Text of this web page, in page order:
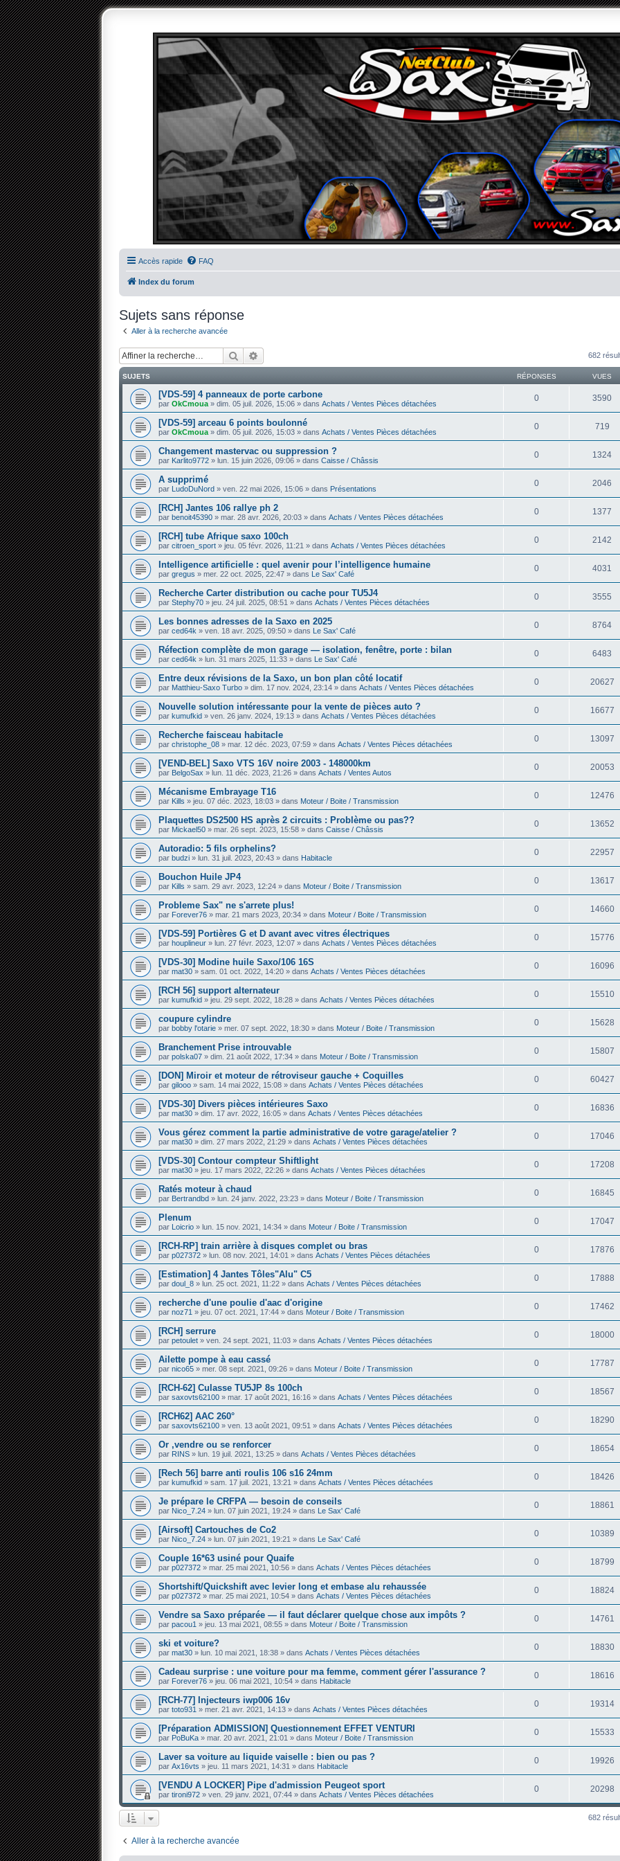
Accès rapide FAQ
Index du forum
Sujets sans réponse
Aller à la recherche avancée
Rechercher 682
SUJETS RÉPONSES VUES
[VDS-59] 4 panneaux de porte carbone
par OkCmoua » dim. 05 juil. 2026, 15:06 » dans Achats / Ventes Pièces détachées
0 3590
[VDS-59] arceau 6 points boulonné
par OkCmoua » dim. 05 juil. 2026, 15:03 » dans Achats / Ventes Pièces détachées
0 719
Changement mastervac ou suppression ?
par Karlito9772 » lun. 15 juin 2026, 09:06 » dans Caisse / Châssis
0 1324
A supprimé
par LudoDuNord » ven. 22 mai 2026, 15:06 » dans Présentations
0 2046
[RCH] Jantes 106 rallye ph 2
par benoit45390 » mar. 28 avr. 2026, 20:03 » dans Achats / Ventes Pièces détachées
0 1377
[RCH] tube Afrique saxo 100ch
par citroen_sport » jeu. 05 févr. 2026, 11:21 » dans Achats / Ventes Pièces détachées
0 2142
Intelligence artificielle : quel avenir pour l’intelligence humaine
par gregus » mer. 22 oct. 2025, 22:47 » dans Le Sax' Café
0 4031
Recherche Carter distribution ou cache pour TU5J4
par Stephy70 » jeu. 24 juil. 2025, 08:51 » dans Achats / Ventes Pièces détachées
0 3555
Les bonnes adresses de la Saxo en 2025
par ced64k » ven. 18 avr. 2025, 09:50 » dans Le Sax' Café
0 8764
Réfection complète de mon garage — isolation, fenêtre, porte : bilan
par ced64k » lun. 31 mars 2025, 11:33 » dans Le Sax' Café
0 6483
Entre deux révisions de la Saxo, un bon plan côté locatif
par Matthieu-Saxo Turbo » dim. 17 nov. 2024, 23:14 » dans Achats / Ventes Pièces détachées
0 20627
Nouvelle solution intéressante pour la vente de pièces auto ?
par kumufkid » ven. 26 janv. 2024, 19:13 » dans Achats / Ventes Pièces détachées
0 16677
Recherche faisceau habitacle
par christophe_08 » mar. 12 déc. 2023, 07:59 » dans Achats / Ventes Pièces détachées
0 13097
[VEND-BEL] Saxo VTS 16V noire 2003 - 148000km
par BelgoSax » lun. 11 déc. 2023, 21:26 » dans Achats / Ventes Autos
0 20053
Mécanisme Embrayage T16
par Kills » jeu. 07 déc. 2023, 18:03 » dans Moteur / Boite / Transmission
0 12476
Plaquettes DS2500 HS après 2 circuits : Problème ou pas??
par Mickael50 » mar. 26 sept. 2023, 15:58 » dans Caisse / Châssis
0 13652
Autoradio: 5 fils orphelins?
par budzi » lun. 31 juil. 2023, 20:43 » dans Habitacle
0 22957
Bouchon Huile JP4
par Kills » sam. 29 avr. 2023, 12:24 » dans Moteur / Boite / Transmission
0 13617
Probleme Sax" ne s'arrete plus!
par Forever76 » mar. 21 mars 2023, 20:34 » dans Moteur / Boite / Transmission
0 14660
[VDS-59] Portières G et D avant avec vitres électriques
par houplineur » lun. 27 févr. 2023, 12:07 » dans Achats / Ventes Pièces détachées
0 15776
[VDS-30] Modine huile Saxo/106 16S
par mat30 » sam. 01 oct. 2022, 14:20 » dans Achats / Ventes Pièces détachées
0 16096
[RCH 56] support alternateur
par kumufkid » jeu. 29 sept. 2022, 18:28 » dans Achats / Ventes Pièces détachées
0 15510
coupure cylindre
par bobby l'otarie » mer. 07 sept. 2022, 18:30 » dans Moteur / Boite / Transmission
0 15628
Branchement Prise introuvable
par polska07 » dim. 21 août 2022, 17:34 » dans Moteur / Boite / Transmission
0 15807
[DON] Miroir et moteur de rétroviseur gauche + Coquilles
par gilooo » sam. 14 mai 2022, 15:08 » dans Achats / Ventes Pièces détachées
0 60427
[VDS-30] Divers pièces intérieures Saxo
par mat30 » dim. 17 avr. 2022, 16:05 » dans Achats / Ventes Pièces détachées
0 16836
Vous gérez comment la partie administrative de votre garage/atelier ?
par mat30 » dim. 27 mars 2022, 21:29 » dans Achats / Ventes Pièces détachées
0 17046
[VDS-30] Contour compteur Shiftlight
par mat30 » jeu. 17 mars 2022, 22:26 » dans Achats / Ventes Pièces détachées
0 17208
Ratés moteur à chaud
par Bertrandbd » lun. 24 janv. 2022, 23:23 » dans Moteur / Boite / Transmission
0 16845
Plenum
par Loicrio » lun. 15 nov. 2021, 14:34 » dans Moteur / Boite / Transmission
0 17047
[RCH-RP] train arrière à disques complet ou bras
par p027372 » lun. 08 nov. 2021, 14:01 » dans Achats / Ventes Pièces détachées
0 17876
[Estimation] 4 Jantes Tôles"Alu" C5
par doul_8 » lun. 25 oct. 2021, 11:22 » dans Achats / Ventes Pièces détachées
0 17888
recherche d'une poulie d'aac d'origine
par noz71 » jeu. 07 oct. 2021, 17:44 » dans Moteur / Boite / Transmission
0 17462
[RCH] serrure
par petoulet » ven. 24 sept. 2021, 11:03 » dans Achats / Ventes Pièces détachées
0 18000
Ailette pompe à eau cassé
par nico65 » mer. 08 sept. 2021, 09:26 » dans Moteur / Boite / Transmission
0 17787
[RCH-62] Culasse TU5JP 8s 100ch
par saxovts62100 » mar. 17 août 2021, 16:16 » dans Achats / Ventes Pièces détachées
0 18567
[RCH62] AAC 260°
par saxovts62100 » ven. 13 août 2021, 09:51 » dans Achats / Ventes Pièces détachées
0 18290
Or ,vendre ou se renforcer
par RINS » lun. 19 juil. 2021, 13:25 » dans Achats / Ventes Pièces détachées
0 18654
[Rech 56] barre anti roulis 106 s16 24mm
par kumufkid » sam. 17 juil. 2021, 13:21 » dans Achats / Ventes Pièces détachées
0 18426
Je prépare le CRFPA — besoin de conseils
par Nico_7.24 » lun. 07 juin 2021, 19:24 » dans Le Sax' Café
0 18861
[Airsoft] Cartouches de Co2
par Nico_7.24 » lun. 07 juin 2021, 19:21 » dans Le Sax' Café
0 10389
Couple 16*63 usiné pour Quaife
par p027372 » mar. 25 mai 2021, 10:56 » dans Achats / Ventes Pièces détachées
0 18799
Shortshift/Quickshift avec levier long et embase alu rehaussée
par p027372 » mar. 25 mai 2021, 10:54 » dans Achats / Ventes Pièces détachées
0 18824
Vendre sa Saxo préparée — il faut déclarer quelque chose aux impôts ?
par pacou1 » jeu. 13 mai 2021, 08:55 » dans Moteur / Boite / Transmission
0 14761
ski et voiture?
par mat30 » lun. 10 mai 2021, 18:38 » dans Achats / Ventes Pièces détachées
0 18830
Cadeau surprise : une voiture pour ma femme, comment gérer l'assurance ?
par Forever76 » jeu. 06 mai 2021, 10:54 » dans Habitacle
0 18616
[RCH-77] Injecteurs iwp006 16v
par toto931 » mer. 21 avr. 2021, 14:13 » dans Achats / Ventes Pièces détachées
0 19314
[Préparation ADMISSION] Questionnement EFFET VENTURI
par PoBuKa » mar. 20 avr. 2021, 21:01 » dans Moteur / Boite / Transmission
0 15533
Laver sa voiture au liquide vaiselle : bien ou pas ?
par Ax16vts » jeu. 11 mars 2021, 14:31 » dans Habitacle
0 19926
[VENDU A LOCKER] Pipe d'admission Peugeot sport
par tironi972 » ven. 29 janv. 2021, 07:44 » dans Achats / Ventes Pièces détachées
0 20298
682
Aller à la recherche avancée